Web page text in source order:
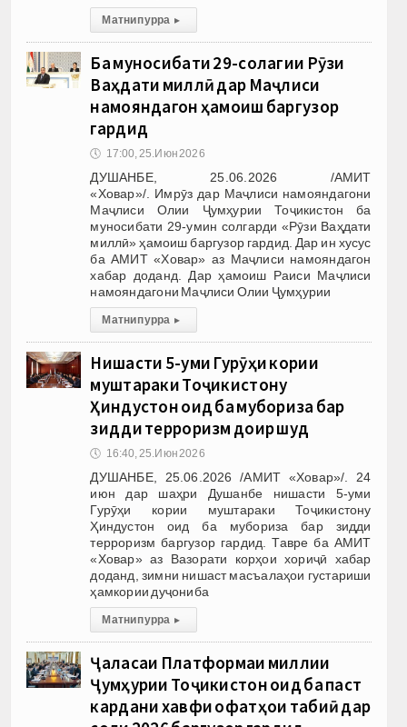
Матни пурра ▸
Ба муносибати 29-солагии Рӯзи
Ваҳдати миллӣ дар Маҷлиси
намояндагон ҳамоиш баргузор
гардид
🕔 17:00, 25.Июн 2026
ДУШАНБЕ, 25.06.2026 /АМИТ
«Ховар»/. Имрӯз дар Маҷлиси намояндагони
Маҷлиси Олии Ҷумҳурии Тоҷикистон ба
муносибати 29-умин солгарди «Рӯзи Ваҳдати
миллӣ» ҳамоиш баргузор гардид. Дар ин хусус
ба АМИТ «Ховар» аз Маҷлиси намояндагон
хабар доданд. Дар ҳамоиш Раиси Маҷлиси
намояндагони Маҷлиси Олии Ҷумҳурии
Матни пурра ▸
Нишасти 5-уми Гурӯҳи кории
муштараки Тоҷикистону
Ҳиндустон оид ба мубориза бар
зидди терроризм доир шуд
🕔 16:40, 25.Июн 2026
ДУШАНБЕ, 25.06.2026 /АМИТ «Ховар»/. 24
июн дар шаҳри Душанбе нишасти 5-уми
Гурӯҳи кории муштараки Тоҷикистону
Ҳиндустон оид ба мубориза бар зидди
терроризм баргузор гардид. Тавре ба АМИТ
«Ховар» аз Вазорати корҳои хориҷӣ хабар
доданд, зимни нишаст масъалаҳои густариши
ҳамкории дуҷониба
Матни пурра ▸
Ҷаласаи Платформаи миллии
Ҷумҳурии Тоҷикистон оид ба паст
кардани хавфи офатҳои табиӣ дар